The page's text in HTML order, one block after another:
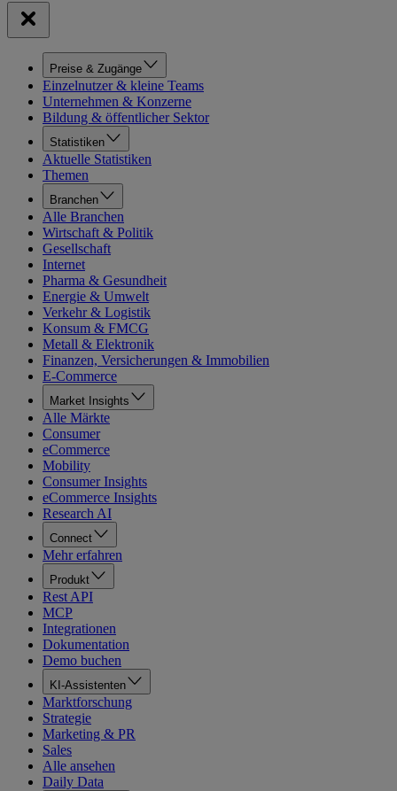
Preise & Zugänge
Einzelnutzer & kleine Teams
Unternehmen & Konzerne
Bildung & öffentlicher Sektor
Statistiken
Aktuelle Statistiken
Themen
Branchen
Alle Branchen
Wirtschaft & Politik
Gesellschaft
Internet
Pharma & Gesundheit
Energie & Umwelt
Verkehr & Logistik
Konsum & FMCG
Metall & Elektronik
Finanzen, Versicherungen & Immobilien
E-Commerce
Market Insights
Alle Märkte
Consumer
eCommerce
Mobility
Consumer Insights
eCommerce Insights
Research AI
Connect
Mehr erfahren
Produkt
Rest API
MCP
Integrationen
Dokumentation
Demo buchen
KI-Assistenten
Marktforschung
Strategie
Marketing & PR
Sales
Alle ansehen
Daily Data